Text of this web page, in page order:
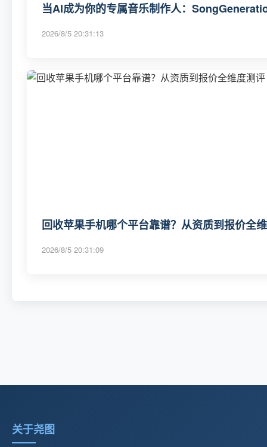
当AI成为你的专属音乐制作人：
2026/8/5 20:31:13
回收苹果手机哪个平台靠谱？从资质到报价全
2026/8/5 20:31:09
关于尧图